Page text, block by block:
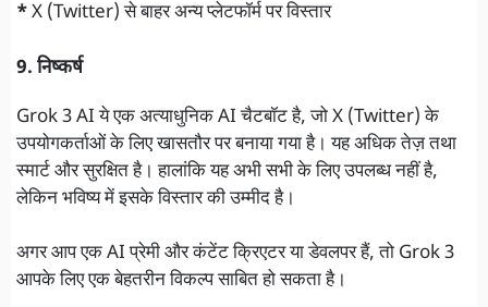
*X (Twitter) से बाहर अन्य प्लेटफॉर्म पर विस्तार
9. निष्कर्ष
Grok 3 AI ये एक अत्याधुनिक AI चैटबॉट है, जो X (Twitter) के
उपयोगकर्ताओं के लिए खासतौर पर बनाया गया है। यह अधिक तेज़ तथा
स्मार्ट और सुरक्षित है। हालांकि यह अभी सभी के लिए उपलब्ध नहीं है,
लेकिन भविष्य में इसके विस्तार की उम्मीद है।
अगर आप एक AI प्रेमी और कंटेंट क्रिएटर या डेवलपर हैं, तो Grok 3
आपके लिए एक बेहतरीन विकल्प साबित हो सकता है।